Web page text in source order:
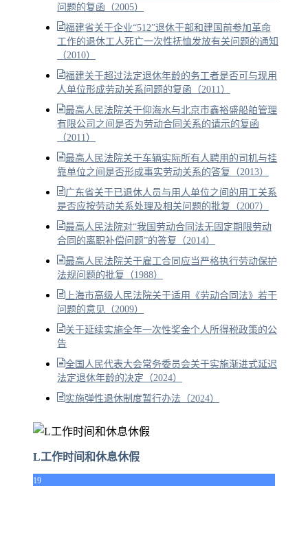
问题的复函（2005）
福建省关于企业“512”退休干部和建国前参加革命
工作的退休工人死亡一次性抚恤发放有关问题的通知
（2010）
福建关于超过法定退休年龄的务工者是否可与现用
人单位形成劳动关系问题的复函（2011）
最高人民法院关于仰海水与北京市鑫裕盛船舶管理
有限公司之间是否为劳动合同关系的请示的复函
（2011）
最高人民法院关于车辆实际所有人聘用的司机与挂
靠单位之间是否形成事实劳动关系的答复（2013）
广东省关于已退休人员与用人单位之间的用工关系
是否应按劳动关系处理及相关问题的批复（2007）
最高人民法院对“我国劳动合同法无固定期限劳动
合同的离职补偿问题”的答复（2014）
最高人民法院关于雇工合同应当严格执行劳动保护
法规问题的批复（1988）
上海市高级人民法院关于适用《劳动合同法》若干
问题的意见（2009）
关于延续实施全年一次性奖金个人所得税政策的公
告
全国人民代表大会常务委员会关于实施渐进式延迟
法定退休年龄的决定（2024）
实施弹性退休制度暂行办法（2024）
L工作时间和休息休假
19